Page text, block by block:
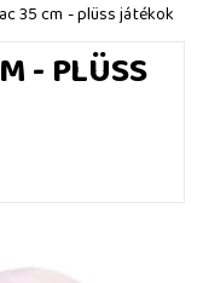
35 cm - plüss játékok
- PLÜSS